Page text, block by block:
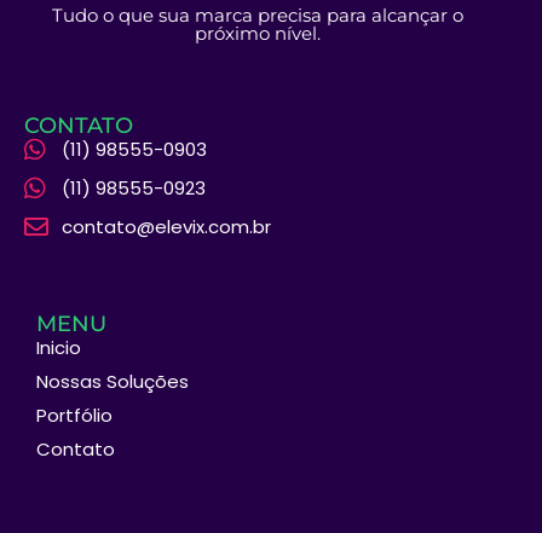
Tudo o que sua marca precisa para alcançar o
próximo nível.
CONTATO
(11) 98555-0903
(11) 98555-0923
contato@elevix.com.br
MENU
Inicio
Nossas Soluções
Portfólio
Contato